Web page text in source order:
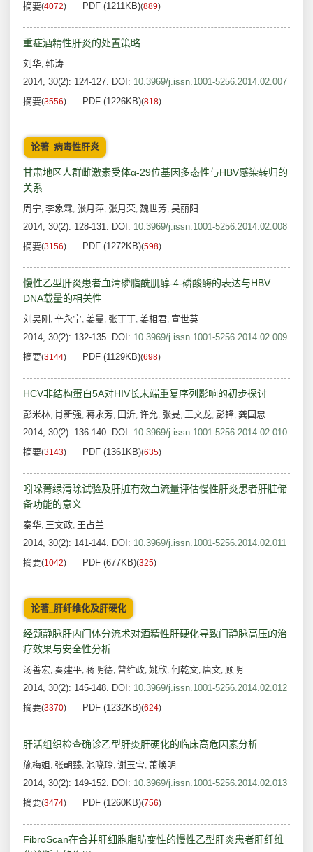
摘要(4072) PDF (1211KB)(889)
重症酒精性肝炎的处置策略
刘华, 韩涛
2014, 30(2): 124-127. DOI: 10.3969/j.issn.1001-5256.2014.02.007
摘要(3556) PDF (1226KB)(818)
论著_病毒性肝炎
甘肃地区人群雌激素受体α-29位基因多态性与HBV感染转归的
关系
周宁, 李象霖, 张月萍, 张月荣, 魏世芳, 吴丽阳
2014, 30(2): 128-131. DOI: 10.3969/j.issn.1001-5256.2014.02.008
摘要(3156) PDF (1272KB)(598)
慢性乙型肝炎患者血清磷脂酰肌醇-4-磷酸酶的表达与HBV
DNA载量的相关性
刘昊刚 , 辛永宁, 姜曼, 张丁丁, 姜相君, 宣世英
2014, 30(2): 132-135. DOI: 10.3969/j.issn.1001-5256.2014.02.009
摘要(3144) PDF (1129KB)(698)
HCV非结构蛋白5A对HIV长末端重复序列影响的初步探讨
彭米林, 肖新强, 蒋永芳, 田沂, 许允, 张旻, 王文龙, 彭锋, 龚国忠
2014, 30(2): 136-140. DOI: 10.3969/j.issn.1001-5256.2014.02.010
摘要(3143) PDF (1361KB)(635)
吲哚菁绿清除试验及肝脏有效血流量评估慢性肝炎患者肝脏储
备功能的意义
秦华, 王文政, 王占兰
2014, 30(2): 141-144. DOI: 10.3969/j.issn.1001-5256.2014.02.011
摘要(1042) PDF (677KB)(325)
论著_肝纤维化及肝硬化
经颈静脉肝内门体分流术对酒精性肝硬化导致门静脉高压的治
疗效果与安全性分析
汤善宏, 秦建平, 蒋明德, 曾维政, 姚欣, 何乾文, 唐文, 顾明
2014, 30(2): 145-148. DOI: 10.3969/j.issn.1001-5256.2014.02.012
摘要(3370) PDF (1232KB)(624)
肝活组织检查确诊乙型肝炎肝硬化的临床高危因素分析
施梅姐 , 张朝臻, 池晓玲, 谢玉宝, 萧焕明
2014, 30(2): 149-152. DOI: 10.3969/j.issn.1001-5256.2014.02.013
摘要(3474) PDF (1260KB)(756)
FibroScan在合并肝细胞脂肪变性的慢性乙型肝炎患者肝纤维